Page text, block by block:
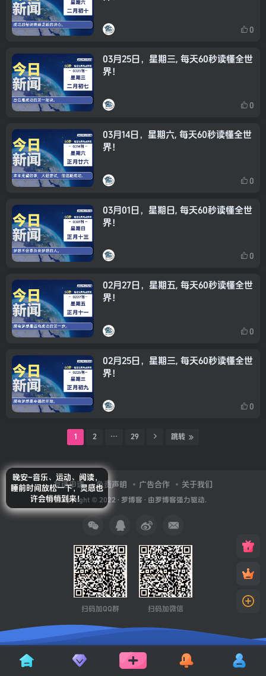
0
03月25日，星期三, 每天60秒读懂全世
界！
0
03月14日，星期六, 每天60秒读懂全世
界！
0
03月01日，星期日, 每天60秒读懂全世
界！
0
02月27日，星期五, 每天60秒读懂全世
界！
0
02月25日，星期三, 每天60秒读懂全世
界！
0
1 2 … 29 跳转
友链申请 免责声明 广告合作 关于我们
Copyright © 2022 · 罗博客 · 由罗博客强力驱动.
扫码加QQ群 扫码加微信
晚安~音乐、运动、阅读，
睡前时间放松一下，灵感也
许会悄悄到来！